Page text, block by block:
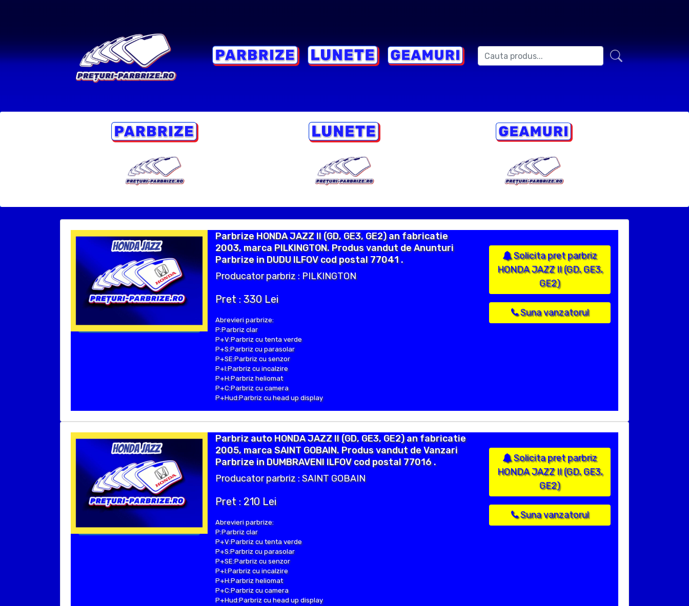
Parbrize HONDA JAZZ II (GD, GE3, GE2) an fabricatie
2003, marca PILKINGTON. Produs vandut de Anunturi
Parbrize in DUDU ILFOV cod postal 77041 .
Producator parbriz : PILKINGTON
Pret : 330 Lei
Abrevieri parbrize:
P:Parbriz clar
P+V:Parbriz cu tenta verde
P+S:Parbriz cu parasolar
P+SE:Parbriz cu senzor
P+I:Parbriz cu incalzire
P+H:Parbriz heliomat
P+C:Parbriz cu camera
P+Hud:Parbriz cu head up display
Solicita pret parbriz
HONDA JAZZ II (GD, GE3,
GE2)
Suna vanzatorul
Parbriz auto HONDA JAZZ II (GD, GE3, GE2) an fabricatie
2005, marca SAINT GOBAIN. Produs vandut de Vanzari
Parbrize in DUMBRAVENI ILFOV cod postal 77016 .
Producator parbriz : SAINT GOBAIN
Pret : 210 Lei
Abrevieri parbrize:
P:Parbriz clar
P+V:Parbriz cu tenta verde
P+S:Parbriz cu parasolar
P+SE:Parbriz cu senzor
P+I:Parbriz cu incalzire
P+H:Parbriz heliomat
P+C:Parbriz cu camera
P+Hud:Parbriz cu head up display
Solicita pret parbriz
HONDA JAZZ II (GD, GE3,
GE2)
Suna vanzatorul